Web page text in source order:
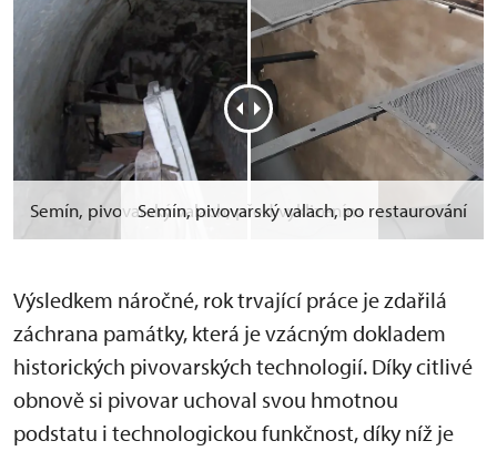
Semín, pivovarský valach, před vyklizením
Semín, pivovarský valach, po restaurování
Výsledkem náročné, rok trvající práce je zdařilá
záchrana památky, která je vzácným dokladem
historických pivovarských technologií. Díky citlivé
obnově si pivovar uchoval svou hmotnou
podstatu i technologickou funkčnost, díky níž je